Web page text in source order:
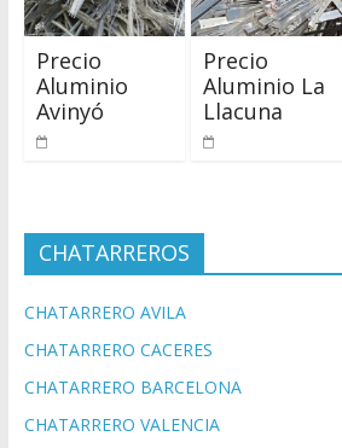
Precio
Aluminio
Avinyó
Precio
Aluminio La
Llacuna
CHATARREROS
CHATARRERO AVILA
CHATARRERO CACERES
CHATARRERO BARCELONA
CHATARRERO VALENCIA